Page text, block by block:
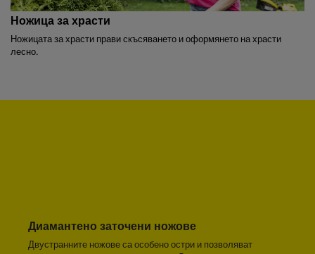
Ножица за храсти
Ножицата за храсти прави скъсяването и оформянето на храсти
лесно.
Диамантено заточени ножове
Двустранните ножове са особено остри и позволяват